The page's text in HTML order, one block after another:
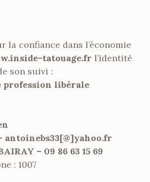
la confiance dans l’économie
tatouage.fr l’identité
son suivi :
profession libérale
antoinebs33[@]yahoo.fr
– 09 86 63 15 69
: 1007